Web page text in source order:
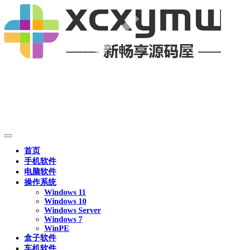
首页
手机软件
电脑软件
操作系统
Windows 11
Windows 10
Windows Server
Windows 7
WinPE
盒子软件
车机软件